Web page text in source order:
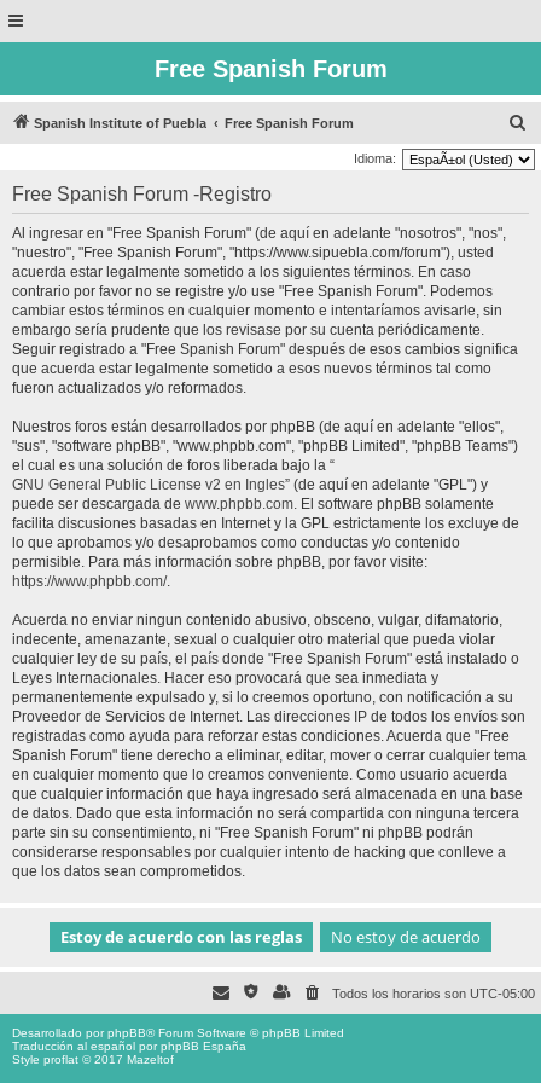
Free Spanish Forum
Spanish Institute of Puebla Free Spanish Forum
u
Idioma:
Free Spanish Forum -Registro
Al ingresar en "Free Spanish Forum" (de aquí en adelante "nosotros", "nos",
"nuestro", "Free Spanish Forum", "https://www.sipuebla.com/forum"), usted
acuerda estar legalmente sometido a los siguientes términos. En caso
contrario por favor no se registre y/o use "Free Spanish Forum". Podemos
cambiar estos términos en cualquier momento e intentaríamos avisarle, sin
embargo sería prudente que los revisase por su cuenta periódicamente.
Seguir registrado a "Free Spanish Forum" después de esos cambios significa
que acuerda estar legalmente sometido a esos nuevos términos tal como
fueron actualizados y/o reformados.
Nuestros foros están desarrollados por phpBB (de aquí en adelante "ellos",
"sus", "software phpBB", "www.phpbb.com", "phpBB Limited", "phpBB Teams")
el cual es una solución de foros liberada bajo la “
GNU General Public License v2 en Ingles” (de aquí en adelante "GPL") y
puede ser descargada de www.phpbb.com. El software phpBB solamente
facilita discusiones basadas en Internet y la GPL estrictamente los excluye de
lo que aprobamos y/o desaprobamos como conductas y/o contenido
permisible. Para más información sobre phpBB, por favor visite:
https://www.phpbb.com/.
Acuerda no enviar ningun contenido abusivo, obsceno, vulgar, difamatorio,
indecente, amenazante, sexual o cualquier otro material que pueda violar
cualquier ley de su país, el país donde "Free Spanish Forum" está instalado o
Leyes Internacionales. Hacer eso provocará que sea inmediata y
permanentemente expulsado y, si lo creemos oportuno, con notificación a su
Proveedor de Servicios de Internet. Las direcciones IP de todos los envíos son
registradas como ayuda para reforzar estas condiciones. Acuerda que "Free
Spanish Forum" tiene derecho a eliminar, editar, mover o cerrar cualquier tema
en cualquier momento que lo creamos conveniente. Como usuario acuerda
que cualquier información que haya ingresado será almacenada en una base
de datos. Dado que esta información no será compartida con ninguna tercera
parte sin su consentimiento, ni "Free Spanish Forum" ni phpBB podrán
considerarse responsables por cualquier intento de hacking que conlleve a
que los datos sean comprometidos.
Todos los horarios son UTC-05:00
Desarrollado porphpBB® Forum Software © phpBB Limited
Traducción al español porphpBB España
Style proflat © 2017 Mazeltof